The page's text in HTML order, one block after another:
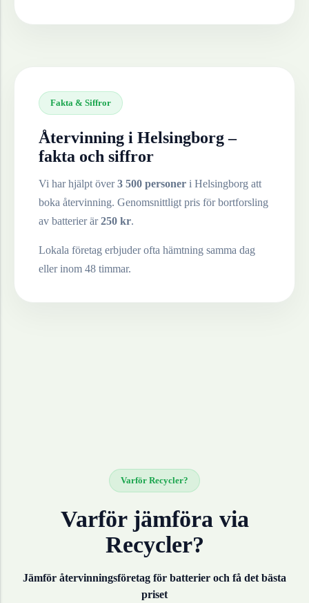
Fakta & Siffror
Återvinning i Helsingborg–
fakta och siffror
Vi har hjälpt över3 500 personer i Helsingborg att
boka återvinning. Genomsnittligt pris för bortforsling
av batterierär250 kr.
Lokala företag erbjuder ofta hämtning samma dag
eller inom 48 timmar.
Varför Recycler?
Varför jämföra via
Recycler?
Jämför återvinningsföretag för batterier och få det bästa
priset